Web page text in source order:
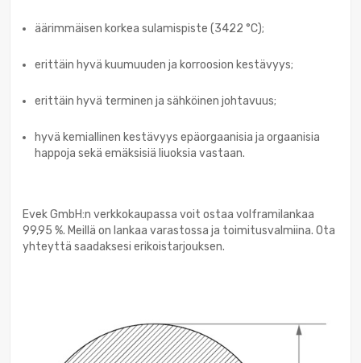
äärimmäisen korkea sulamispiste (3422 °C);
erittäin hyvä kuumuuden ja korroosion kestävyys;
erittäin hyvä terminen ja sähköinen johtavuus;
hyvä kemiallinen kestävyys epäorgaanisia ja orgaanisia
happoja sekä emäksisiä liuoksia vastaan.
Evek GmbH:n verkkokaupassa voit ostaa volframilankaa
99,95 %. Meillä on lankaa varastossa ja toimitusvalmiina. Ota
yhteyttä saadaksesi erikoistarjouksen.